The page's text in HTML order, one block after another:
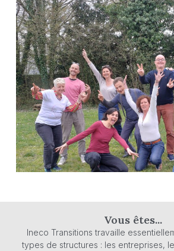
Vous êtes...
Ineco Transitions travaille
types de structures : les entreprises,